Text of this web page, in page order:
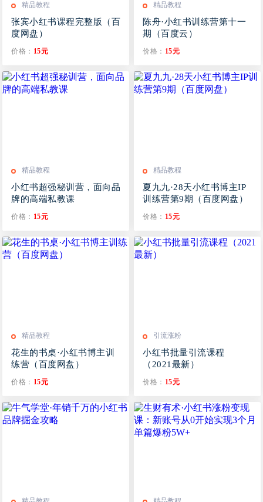
精品教程
张宾小红书课程完整版（百
度网盘）
价格： 15元
精品教程
陈舟·小红书训练营第十一
期（百度云）
价格： 15元
精品教程
小红书超强秘训营，面向品
牌的高端私教课
价格： 15元
精品教程
夏九九·28天小红书博主IP
训练营第9期（百度网盘）
价格： 15元
精品教程
花生的书桌·小红书博主训
练营（百度网盘）
价格： 15元
引流涨粉
小红书批量引流课程
（2021最新）
价格： 15元